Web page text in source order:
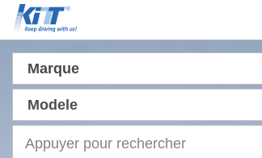
Marque
Modele